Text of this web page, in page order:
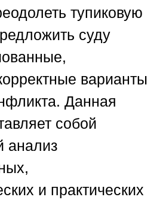
тупиковую
суду
варианты
Данная
собой
анализ
и практических